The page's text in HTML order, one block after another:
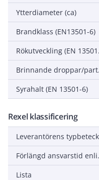
Ytterdiameter (ca)
Brandklass (EN13501-6)
Syrahalt (EN 13501-6)
Rexel klassificering
Lista